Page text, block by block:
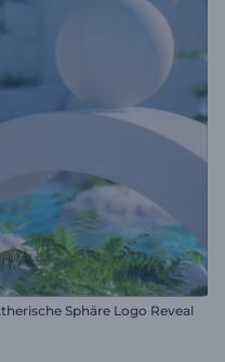
Sphäre Logo Reveal